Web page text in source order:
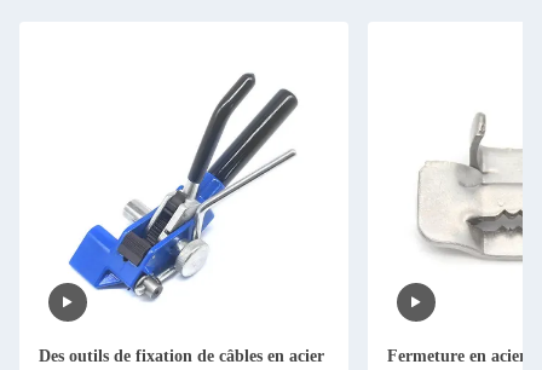
Des outils de fixation de câbles en acier
Fermeture en acier